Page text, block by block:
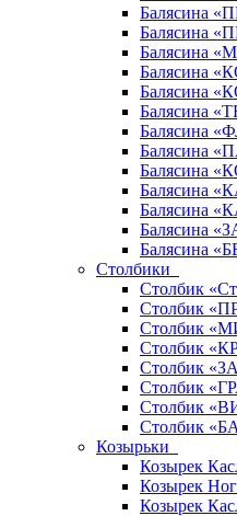
Балясина
Балясина
Балясина
Балясина
Балясина
Балясина
Балясина
Балясина
Балясина
Балясина
Балясина
Балясина
Балясина
Столбики
Столбик
Столбик
Столбик
Столбик
Столбик
Столбик
Столбик
Столбик
Козырьки
Козырек
Козырек
Козырек